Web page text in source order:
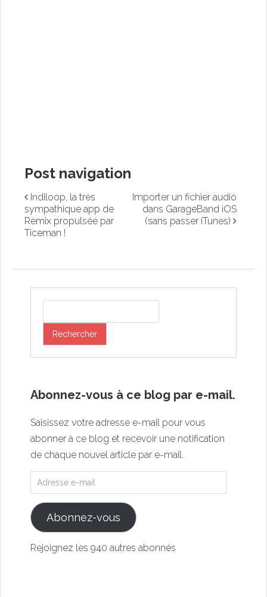
Post navigation
Indiloop, la très
sympathique app de
Remix propulsée par
Ticeman !
Importer un fichier audio
dans GarageBand iOS
(sans passer iTunes)
Abonnez-vous à ce blog par e-mail.
Saisissez votre adresse e-mail pour vous
abonner à ce blog et recevoir une notification
de chaque nouvel article par e-mail.
Abonnez-vous
Rejoignez les 940 autres abonnés